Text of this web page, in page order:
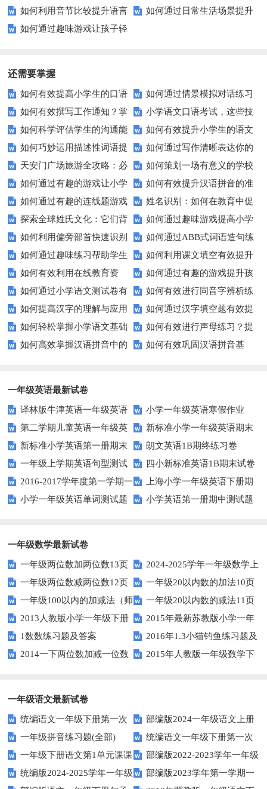
后鼻韵母发音？
常见错误？
如何利用音节比较提升语言
学习效率？
如何通过日常生活场景提升
如何通过趣味游戏让孩子轻
还需要掌握
如何有效提高小学生的口语
交际测试成绩？
如何通过情景模拟对话练习
提高你的沟通能力？
如何有效撰写工作通知？掌
握这些技巧让你的通知更专业！
小学语文口语考试，这些技
巧让孩子自信应考？
如何科学评估学生的沟通能
力？
如何有效提升小学生的语文
拼写能力？
如何巧妙运用描述性词语提
升教育效果？
如何通过写作清晰表达你的
愿望？
天安门广场旅游全攻略：必
看的历史与文化景点
如何策划一场有意义的学校
升旗仪式？
如何通过有趣的游戏让小学
生轻松掌握常见姓氏？
如何有效提升汉语拼音的准
确性和流利度？这里有妙招！
如何通过有趣的连线题游戏
提升孩子的逻辑思维能力？
姓名识别：如何在教育中促
进个性化学习？
探索全球姓氏文化：它们背
后隐藏的故事？
如何通过趣味游戏提高小学
生的拼音水平？
如何利用偏旁部首快速识别
汉字？
如何通过ABB式词语造句练
习提高孩子的语言表达能力？
如何通过趣味练习帮助学生
掌握反义词匹配？
如何利用课文填空有效提升
语文成绩？
如何有效利用在线教育资
源？
如何通过有趣的游戏提升孩
子的句子补全技巧？
如何通过小学语文测试卷有
效提高孩子的阅读与写作技能？
如何有效进行同音字辨析练
习？这些方法让你事半功倍！
如何提高汉字的理解与应用
能力？这里有妙招！
如何通过汉字填空题有效提
升小学生的汉字书写能力？
如何轻松掌握小学语文基础
知识？
如何有效进行声母练习？提
升发音技巧有妙招！
如何高效掌握汉语拼音中的
如何有效巩固汉语拼音基
一年级英语最新试卷
译林版牛津英语一年级英语
1AB测试卷
小学一年级英语寒假作业
第二学期儿童英语一年级英
语期末试卷
新标准小学一年级英语期末
质量检测题
新标准小学英语第一册期末
测试题
朗文英语1B期终练习卷
一年级上学期英语句型测试
题
四小新标准英语1B期末试卷
2016-2017学年度第一学期一
起一年级英语期中试卷
上海小学一年级英语下册期
中试卷
小学一年级英语单词测试题 小学英语第一册期中测试题
一年级数学最新试卷
一年级两位数加两位数13页
2024-2025学年一年级数学上
册期末素养测评卷（考试版A4
人教版）
一年级两位数减两位数12页
一年级20以内数的加法10页
一年级100以内的加减法（师
版）
一年级20以内数的减法11页
2013人教版小学一年级下册
第三单元整理与复习（一）练习
题
2015年最新苏教版小学一年
级数学下册第一次月考试卷
1数数练习题及答案
2016年1.3小猫钓鱼练习题及
答案
2014一下两位数加减一位数
2015年人教版一年级数学下
一年级语文最新试卷
统编语文一年级下册第一次
月考测试题7
部编版2024一年级语文上册
第一单元检测卷
一年级拼音练习题(全部)
统编语文一年级下册第一次
月考测试题6
一年级下册语文第1单元课课
练
部编版2022-2023学年一年级
语文下册期中复习卷
统编版2024-2025学年一年级
部编版2023学年第一学期一